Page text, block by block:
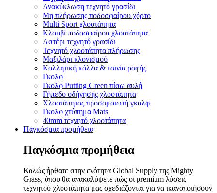
Ανακύκλωση τεχνητό γρασίδι
Μη πλήρωσης ποδοσφαίρου χόρτο
Multi Sport χλοοτάπητα
Κλουβί ποδοσφαίρου χλοοτάπητα
Αστέρι τεχνητό γρασίδι
Τεχνητό χλοοτάπητα πλήρωσης
Μαξιλάρι κλονισμού
Κολλητική κόλλα & ταινία ραφής
Γκολφ
Γκολφ Putting Green πίσω αυλή
Γήπεδο οδήγησης χλοοτάπητα
Χλοοτάπητας προσομοιωτή γκολφ
Γκολφ χτύπημα Mats
40mm τεχνητό χλοοτάπητα
Παγκόσμια προμήθεια
Παγκόσμια προμήθεια
Καλώς ήρθατε στην ενότητα Global Supply της Mighty
Grass, όπου θα ανακαλύψετε πώς οι premium λύσεις
τεχνητού χλοοτάπητα μας σχεδιάζονται για να ικανοποιήσουν